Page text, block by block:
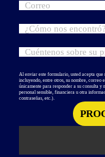
Al enviar este formulario, usted acepta
incluyendo, entre otros, su nombre, correo
únicamente para responder a su consulta
personal sensible, financiera u otra
contraseñas, etc.).